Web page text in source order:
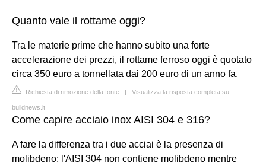
Quanto vale il rottame oggi?
Tra le materie prime che hanno subito una forte
accelerazione dei prezzi, il rottame ferroso oggi è quotato
circa 350 euro a tonnellata dai 200 euro di un anno fa.
Richiesta di rimozione della fonte | Visualizza la risposta completa su
buildnews.it
Come capire acciaio inox AISI 304 e 316?
A fare la differenza tra i due acciai è la presenza di
molibdeno: l'AISI 304 non contiene molibdeno mentre